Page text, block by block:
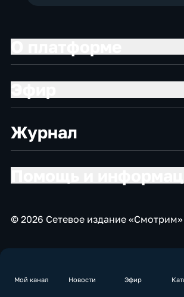
Мой канал Новости Эфир
Журнал
© 2026 Сетевое издание «Смотрим»